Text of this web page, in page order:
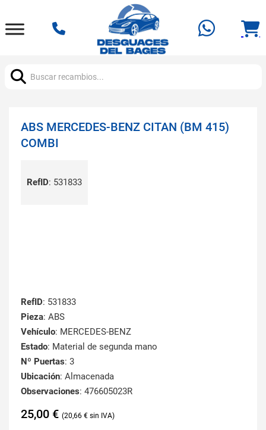
ABS MERCEDES-BENZ CITAN (BM 415)
COMBI
RefID: 531833
RefID: 531833
Pieza: ABS
Vehículo: MERCEDES-BENZ
Estado: Material de segunda mano
Nº Puertas: 3
Ubicación: Almacenada
Observaciones: 476605023R
25,00 € 20,66 €